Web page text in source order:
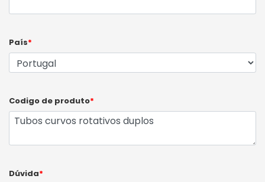
País*
Codigo de produto*
Dúvida*